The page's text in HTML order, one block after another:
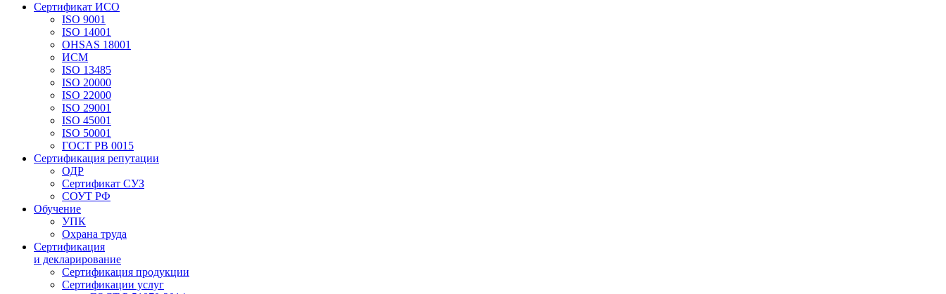
Сертификат ИСО
ISO 9001
ISO 14001
OHSAS 18001
ИСМ
ISO 13485
ISO 20000
ISO 22000
ISO 29001
ISO 45001
ISO 50001
ГОСТ РВ 0015
Сертификация репутации
ОДР
Сертификат СУЗ
СОУТ РФ
Обучение
УПК
Охрана труда
Сертификация
и декларирование
Сертификация продукции
Сертификации услуг